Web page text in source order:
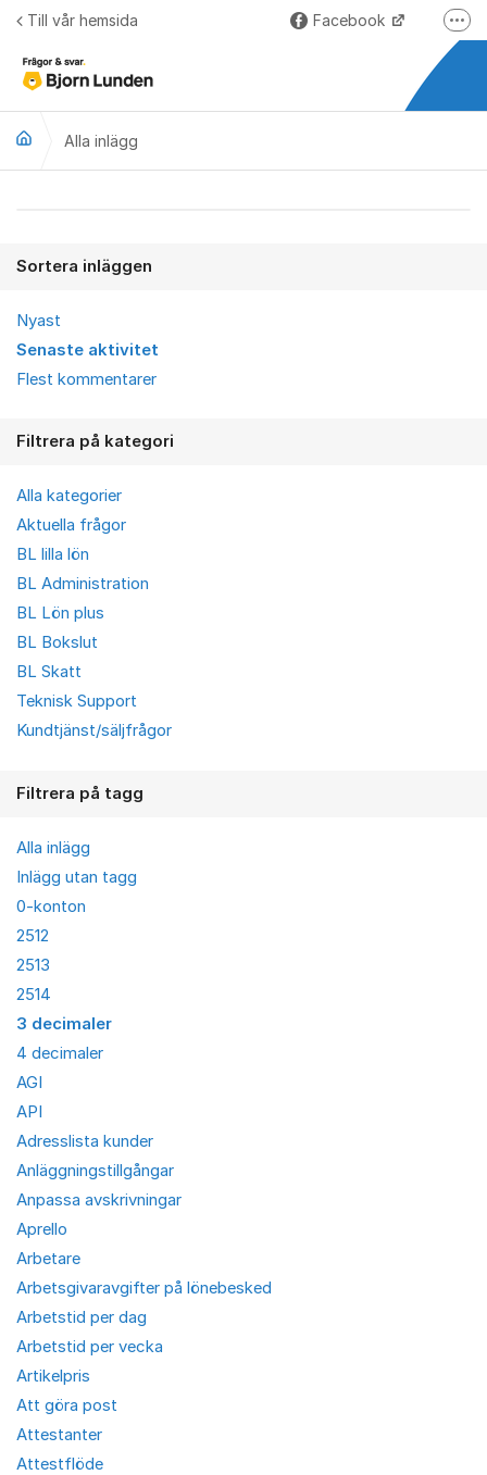
Hoppa till innehåll
Till vår hemsida Facebook
Alla inlägg
Sortera inläggen
Nyast
Senaste aktivitet
Flest kommentarer
Filtrera på kategori
Alla kategorier
Aktuella frågor
BL lilla lön
BL Administration
BL Lön plus
BL Bokslut
BL Skatt
Teknisk Support
Kundtjänst/säljfrågor
Filtrera på tagg
Alla inlägg
Inlägg utan tagg
0-konton
2512
2513
2514
3 decimaler
4 decimaler
AGI
API
Adresslista kunder
Anläggningstillgångar
Anpassa avskrivningar
Aprello
Arbetare
Arbetsgivaravgifter på lönebesked
Arbetstid per dag
Arbetstid per vecka
Artikelpris
Att göra post
Attestanter
Attestflöde